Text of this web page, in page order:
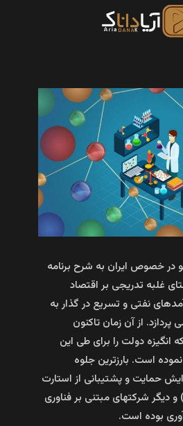
در خصوص ایران به شرح برنامه
غلبه تدریجی بر اقتصاد
نفتی و تسریع در گذار به
از آن زمان تاکنون
انگیزه دولت را برای طی این
است. بارزترین جلوه
حمایت و پشتیبانی از استارت
دیگر شرکتهای مبتنی بر فناوری
بوده است.